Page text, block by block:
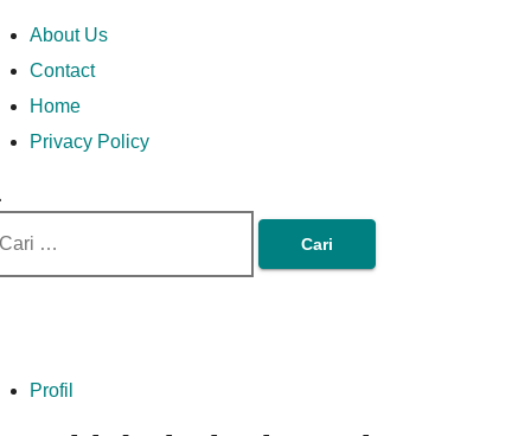
Money In Every
Way
In Every Way
About Us
Contact
Home
Privacy Policy
Profil